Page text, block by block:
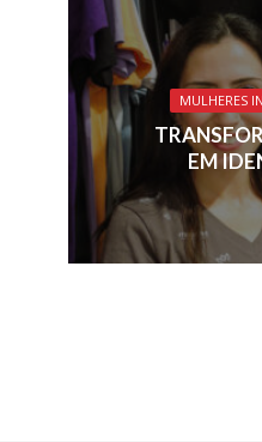
MULHERES
EM